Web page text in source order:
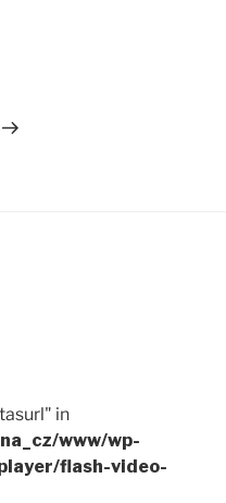
in
www/wp-
flash-video-